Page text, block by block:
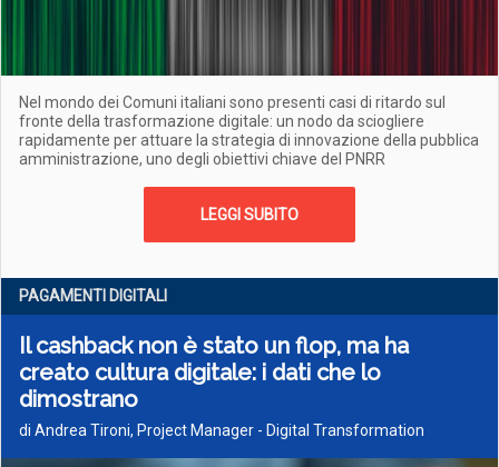
Nel mondo dei Comuni italiani sono presenti casi di ritardo sul
fronte della trasformazione digitale: un nodo da sciogliere
rapidamente per attuare la strategia di innovazione della pubblica
amministrazione, uno degli obiettivi chiave del PNRR
LEGGI SUBITO
PAGAMENTI DIGITALI
Il cashback non è stato un flop, ma ha
creato cultura digitale: i dati che lo
dimostrano
di Andrea Tironi, Project Manager - Digital Transformation